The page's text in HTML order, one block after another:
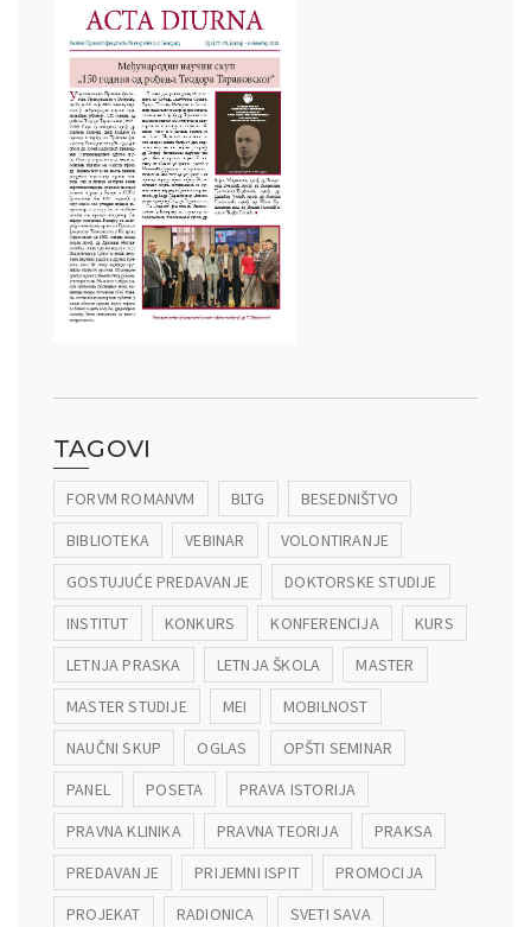
TAGOVI
FORVM ROMANVM BLTG
BESEDNIŠTVO
BIBLIOTEKA
VEBINAR
VOLONTIRANJE
GOSTUJUĆE PREDAVANJE
DOKTORSKE STUDIJE
INSTITUT
KONKURS KONFERENCIJA
KURS
LETNJA PRASKA
LETNJA ŠKOLA
MASTER
MASTER STUDIJE
MEI
MOBILNOST
NAUČNI SKUP
OGLAS
OPŠTI SEMINAR
PANEL
POSETA
PRAVA ISTORIJA
PRAVNA KLINIKA
PRAVNA TEORIJA
PRAKSA
PREDAVANJE
PRIJEMNI ISPIT
PROMOCIJA
PROJEKAT
RADIONICA
SVETI SAVA